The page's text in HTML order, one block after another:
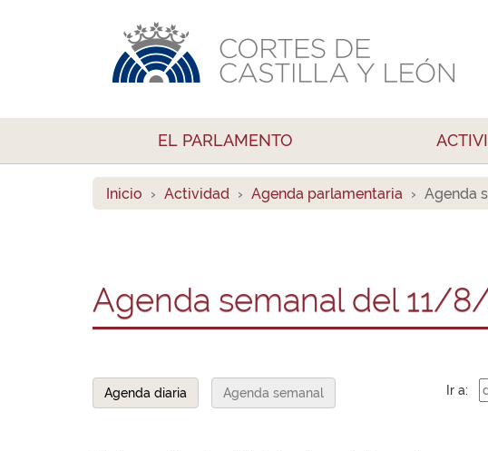
EL PARLAMENTO
Inicio Actividad Agenda parlamentaria Agenda
Agenda semanal del 11/
Agenda diaria Agenda semanal Ir a: